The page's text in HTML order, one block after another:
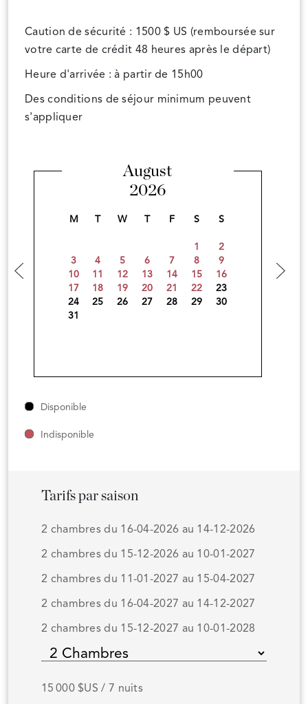
Caution de sécurité : 1500 $ US (remboursée sur
votre carte de crédit 48 heures après le départ)
Heure d'arrivée : à partir de 15h00
Des conditions de séjour minimum peuvent
s'appliquer
August
2026
M T W T F S S
1
2
3
4 5 6 7 8
9
10
11 12 13 14 15
16
17
18 19 20 21 22
23
24
25 26 27 28 29
30
31
Disponible
Indisponible
Tarifs par saison
2 chambres du 16-04-2026 au 14-12-2026
2 chambres du 15-12-2026 au 10-01-2027
2 chambres du 11-01-2027 au 15-04-2027
2 chambres du 16-04-2027 au 14-12-2027
2 chambres du 15-12-2027 au 10-01-2028
15 000 $US / 7 nuits